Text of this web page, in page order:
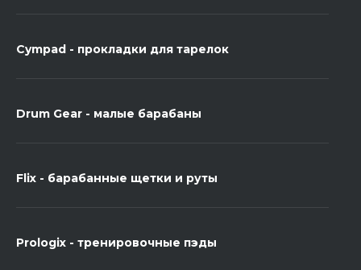
Cympad - прокладки для тарелок
Drum Gear - малые барабаны
Flix - барабанные щетки и руты
Prologix - тренировочные пэды